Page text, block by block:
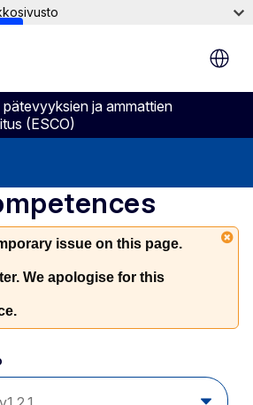
ja ammattien
(ESCO)
issue on this page.
We apologise for this